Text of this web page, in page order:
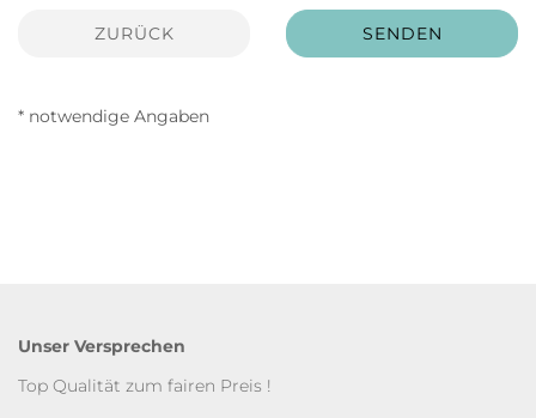
ZURÜCK SENDEN
* notwendige Angaben
Unser Versprechen
Top Qualität zum fairen Preis !